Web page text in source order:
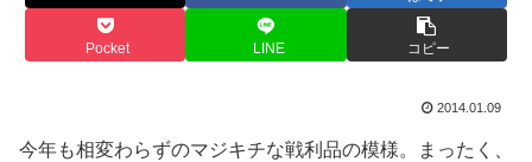
Pocket LINE コピー
2014.01.09
今年も相変わらずのマジキチな戦利品の模様。まったく、